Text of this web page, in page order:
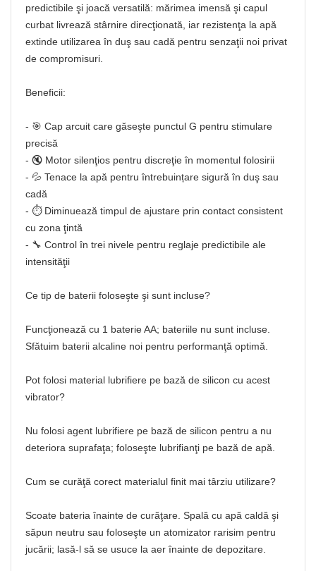
predictibile şi joacă versatilă: mărimea imensă şi capul
curbat livrează stârnire direcţionată, iar rezistenţa la apă
extinde utilizarea în duş sau cadă pentru senzaţii noi privat
de compromisuri.
Beneficii:
- 🎯 Cap arcuit care găseşte punctul G pentru stimulare
precisă
- 🔇 Motor silenţios pentru discreţie în momentul folosirii
- 💦 Tenace la apă pentru întrebuințare sigură în duş sau
cadă
- ⏱️ Diminuează timpul de ajustare prin contact consistent
cu zona ţintă
- 🔧 Control în trei nivele pentru reglaje predictibile ale
intensităţii
Ce tip de baterii foloseşte şi sunt incluse?
Funcţionează cu 1 baterie AA; bateriile nu sunt incluse.
Sfătuim baterii alcaline noi pentru performanţă optimă.
Pot folosi material lubrifiere pe bază de silicon cu acest
vibrator?
Nu folosi agent lubrifiere pe bază de silicon pentru a nu
deteriora suprafaţa; foloseşte lubrifianţi pe bază de apă.
Cum se curăţă corect materialul finit mai târziu utilizare?
Scoate bateria înainte de curăţare. Spală cu apă caldă şi
săpun neutru sau foloseşte un atomizator rarisim pentru
jucării; lasă-l să se usuce la aer înainte de depozitare.